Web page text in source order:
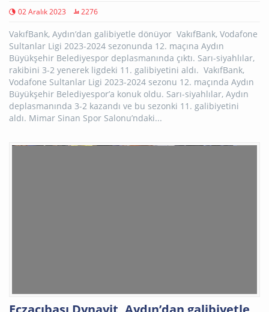
02 Aralık 2023 2276
VakıfBank, Aydın’dan galibiyetle dönüyor VakıfBank, Vodafone
Sultanlar Ligi 2023-2024 sezonunda 12. maçına Aydın
Büyükşehir Belediyespor deplasmanında çıktı. Sarı-siyahlılar,
rakibini 3-2 yenerek ligdeki 11. galibiyetini aldı. VakıfBank,
Vodafone Sultanlar Ligi 2023-2024 sezonu 12. maçında Aydın
Büyükşehir Belediyespor’a konuk oldu. Sarı-siyahlılar, Aydın
deplasmanında 3-2 kazandı ve bu sezonki 11. galibiyetini
aldı. Mimar Sinan Spor Salonu’ndaki...